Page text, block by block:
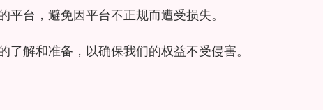
台，避免因平台不正规而遭受损失。
解和准备，以确保我们的权益不受侵害。